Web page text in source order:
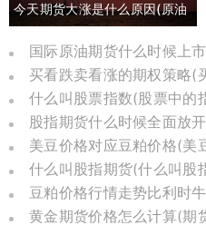
今天期货大涨是什么原因(原油
期货大涨是什么原因)
什么叫股票指数(股票中的